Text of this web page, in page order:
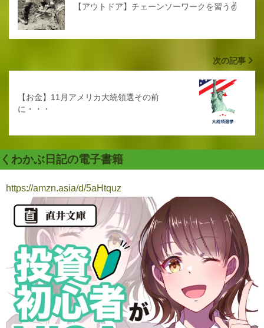
【アウトドア】チェーンソーワークを習う✌️
次の記事
【お金】11月アメリカ大統領選その前
に・・・
くわかぶ日記の電子書籍
https://amzn.asia/d/5aHtquz